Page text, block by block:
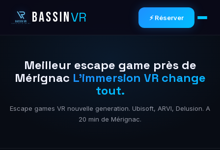
BASSINVR ⚡ Réserver
Meilleur escape game près de
Mérignac L'immersion VR change
tout.
Escape games VR nouvelle generation. Ubisoft, ARVI, Delusion. A
20 min de Mérignac.